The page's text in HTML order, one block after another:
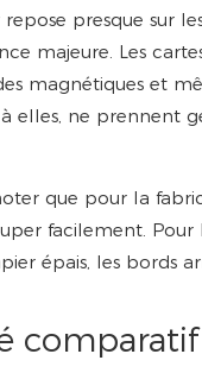
presque sur
majeure. Les
magnétiques et
elles, ne prennent
que pour la
facilement.
épais, les bords